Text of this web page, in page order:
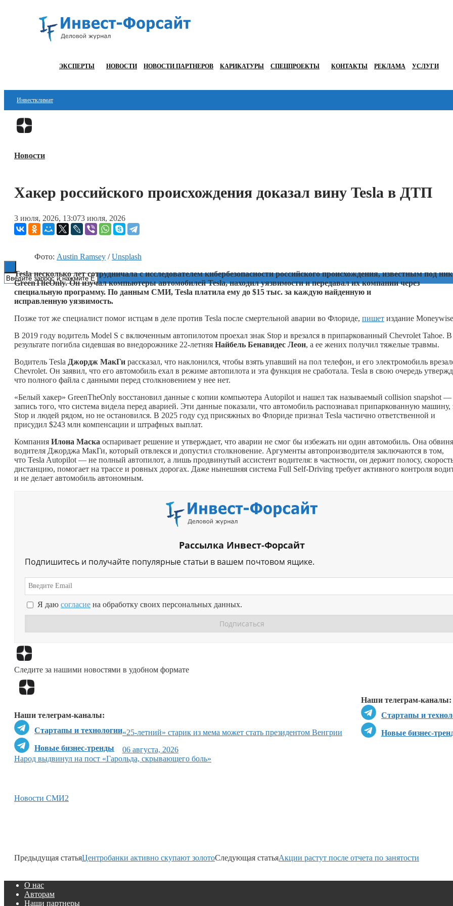
ЭКСПЕРТЫ НОВОСТИ НОВОСТИ ПАРТНЕРОВ КАРИКАТУРЫ СПЕЦПРОЕКТЫ КОНТАКТЫ РЕКЛАМА УСЛУГИ
Инвестклимат
Финансы
Блокчейн
ESG
Новости
Хакер российского происхождения доказал вину Tesla в ДТП
3 июля, 2026, 13:073 июля, 2026
Фото: Austin Ramsey /Unsplash
Tesla несколько лет сотрудничала с исследователем кибербезопасности российского происхождения, известным под
GreenTheOnly. Он изучал компьютеры автомобилей Tesla, находил уязвимости и передавал их компании через
специальную программу. По данным СМИ, Tesla платила ему до $15 тыс. за каждую найденную и
исправленную уязвимость.
Позже тот же специалист помог истцам в деле против Tesla после смертельной аварии во Флориде, пишет издание
В 2019 году водитель Model S с включенным автопилотом проехал знак Stop и врезался в припаркованный Chevrolet Tahoe. В
результате погибла сидевшая во внедорожнике 22-летняя Найбель Бенавидес Леон, а ее жених получил тяжелые травмы.
Водитель Tesla Джордж МакГи рассказал, что наклонился, чтобы взять упавший на пол телефон, и его электромобиль
Chevrolet. Он заявил, что его автомобиль ехал в режиме автопилота и эта функция не сработала. Tesla в свою очередь
что полного файла с данными перед столкновением у нее нет.
«Белый хакер» GreenTheOnly восстановил данные с копии компьютера Autopilot и нашел так называемый collision snapshot —
запись того, что система видела перед аварией. Эти данные показали, что автомобиль распознавал припаркованную машину,
Stop и людей рядом, но не остановился. В 2025 году суд присяжных во Флориде признал Tesla частично ответственной и
присудил $243 млн компенсации и штрафных выплат.
Компания Илона Маска оспаривает решение и утверждает, что аварии не смог бы избежать ни один автомобиль. Она
водителя Джорджа МакГи, который отвлекся и допустил столкновение. Аргументы автопроизводителя заключаются в том,
что Tesla Autopilot — не полный автопилот, а лишь продвинутый ассистент водителя: в частности, он держит полосу,
дистанцию, помогает на трассе и ровных дорогах. Даже нынешняя система Full Self-Driving требует активного контроля
и не делает автомобиль автономным.
Рассылка Инвест-Форсайт
Подпишитесь и получайте популярные статьи в вашем почтовом ящике.
Я даю согласие на обработку своих персональных данных.
Следите за нашими новостями в удобном формате
Наши телеграм-каналы:
Стартапы и
Новые бизнес-
Наши телеграм-каналы:
Стартапы и технологии
Новые бизнес-тренды
«25-летний» старик из мема может стать президентом Венгрии
06 августа, 2026
Народ выдвинул на пост «Гарольда, скрывающего боль»
Новости СМИ2
Предыдущая статьяЦентробанки активно скупают золотоСледующая статьяАкции растут после отчета по занятости
О нас
Авторам
Наши партнеры